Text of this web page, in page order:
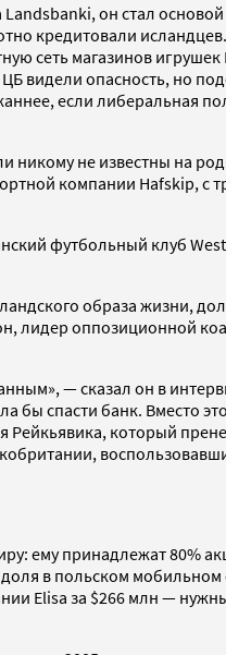
он стал
кредитовали исландцев.
сеть магазинов игрушек
видели опасность, но
если либеральная
никому не известны на
компании Hafskip, с
футбольный клуб
образа жизни,
лидер оппозиционной
— сказал он в
бы спасти банк. Вместо
Рейкьявика, который
ему принадлежат 80%
в польском
Elisa за $266 млн —